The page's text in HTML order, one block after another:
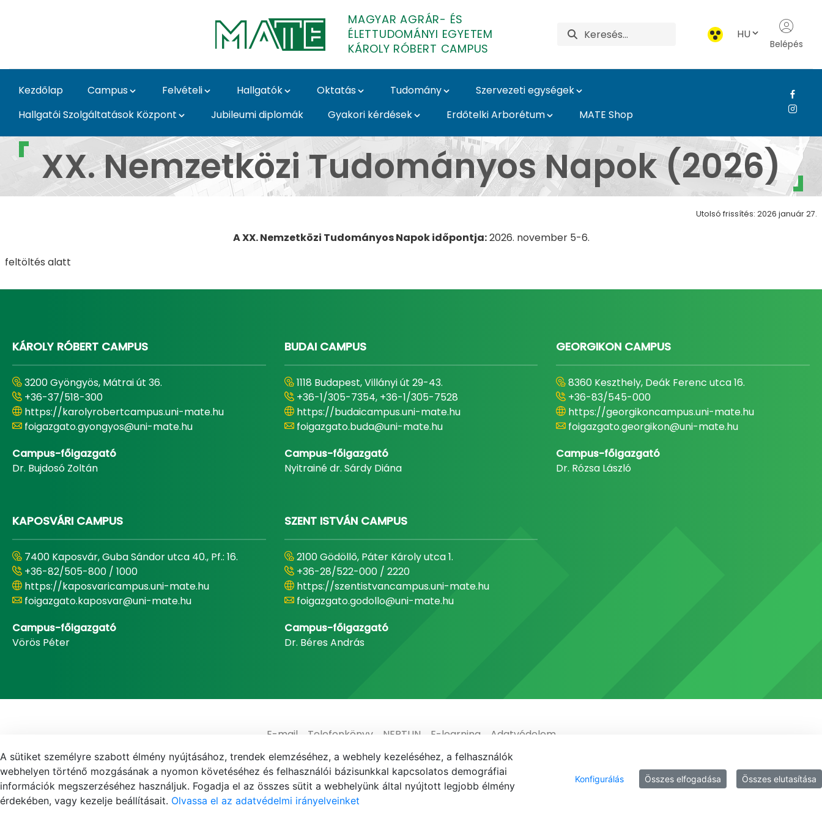
MAGYAR AGRÁR- ÉS
ÉLETTUDOMÁNYI EGYETEM
KÁROLY RÓBERT CAMPUS
HU
Belépés
Kezdőlap Campus Felvételi Hallgatók Oktatás Tudomány
Szervezeti egységek
Hallgatói Szolgáltatások Központ
Jubileumi diplomák Gyakori kérdések Erdőtelki Arborétum MATE Shop
XX. Nemzetközi Tudományos Napok (2026) - Károly Róbert
XX. Nemzetközi Tudományos Napok (2026)
Utolsó frissítés: 2026 január 27.
A XX. Nemzetközi Tudományos Napok időpontja:2026. november 5-6.
feltöltés alatt
KÁROLY RÓBERT CAMPUS
3200 Gyöngyös, Mátrai út 36.
+36-37/518-300
https://karolyrobertcampus.uni-mate.hu
foigazgato.gyongyos@uni-mate.hu
Campus-főigazgató
Dr. Bujdosó Zoltán
BUDAI CAMPUS
1118 Budapest, Villányi út 29-43.
+36-1/305-7354, +36-1/305-7528
https://budaicampus.uni-mate.hu
foigazgato.buda@uni-mate.hu
Campus-főigazgató
Nyitrainé dr. Sárdy Diána
GEORGIKON CAMPUS
8360 Keszthely, Deák Ferenc utca 16.
+36-83/545-000
https://georgikoncampus.uni-mate.hu
foigazgato.georgikon@uni-mate.hu
Campus-főigazgató
Dr. Rózsa László
KAPOSVÁRI CAMPUS
7400 Kaposvár, Guba Sándor utca 40., Pf.: 16.
+36-82/505-800 / 1000
https://kaposvaricampus.uni-mate.hu
foigazgato.kaposvar@uni-mate.hu
Campus-főigazgató
Vörös Péter
SZENT ISTVÁN CAMPUS
2100 Gödöllő, Páter Károly utca 1.
+36-28/522-000 / 2220
https://szentistvancampus.uni-mate.hu
foigazgato.godollo@uni-mate.hu
Campus-főigazgató
Dr. Béres András
E-mail Telefonkönyv NEPTUN E-learning Adatvédelem
A sütiket személyre szabott élmény nyújtásához, trendek elemzéséhez, a webhely kezeléséhez, a felhasználók
webhelyen történő mozgásának a nyomon követéséhez és felhasználói bázisunkkal kapcsolatos demográfiai
információk megszerzéséhez használjuk. Fogadja el az összes sütit a webhelyünk által nyújtott legjobb élmény
érdekében, vagy kezelje beállításait. Olvassa el az adatvédelmi irányelveinket
Konfigurálás Összes elfogadása Összes elutasítása